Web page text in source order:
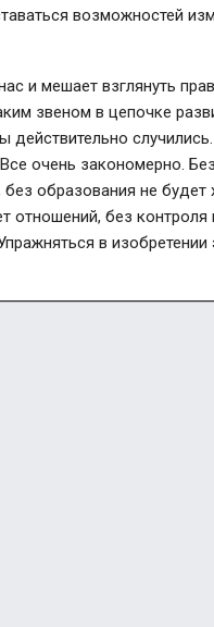
возможностей
и мешает взглянуть
звеном в цепочке
очень закономерно.
образования не
отношений, без контроля
в изобретении